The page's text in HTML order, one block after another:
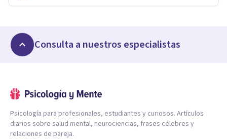
Consulta a nuestros especialistas
Psicología para profesionales, estudiantes y curiosos. Artículos
diarios sobre salud mental, neurociencias, frases célebres y
relaciones de pareja.